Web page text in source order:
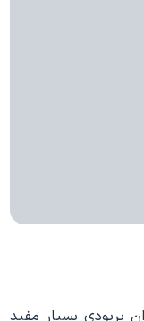
پریودی بسیار مفید